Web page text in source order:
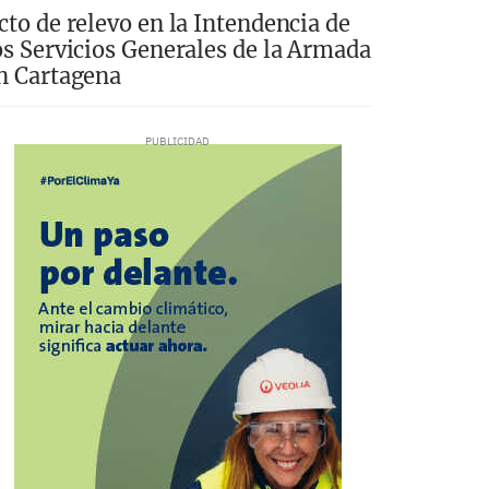
de relevo en la Intendencia de
Servicios Generales de la Armada
Cartagena